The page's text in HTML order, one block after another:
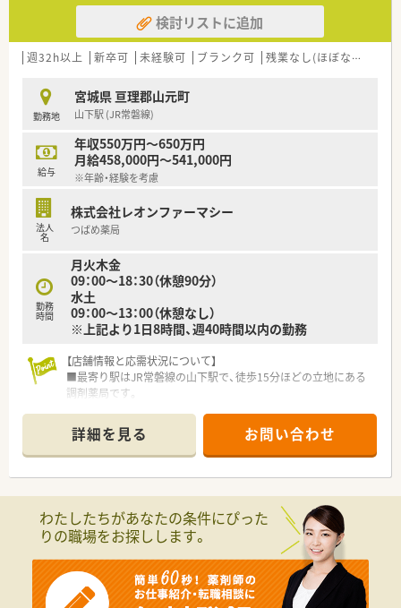
【法人特徴について】
■ 宮城県内に3店舗を展開している地元の調剤薬局で、今後も県
内での新店計画がある成長企業です。
きやすい職場環境の整備に努めています。
■ 女性社員が多く、子育て世代の勤務実績もあるため、お休みを
取りやすい環境が魅力でございます。
検討リストに追加
週32h以上 新卒可 未経験可 ブランク可 残業なし(ほぼなし含む)
勤務地
宮城県 亘理郡山元町
山下駅 (JR常磐線)
給与
年収550万円～650万円
月給458,000円～541,000円
※年齢・経験を考慮
法人
名
株式会社レオンファーマシー
つばめ薬局
勤務
時間
月火木金
09：00～18：30（休憩90分）
水土
09：00～13：00（休憩なし）
※上記より1日8時間、週40時間以内の勤務
【店舗情報と応需状況について】
■最寄り駅はJR常磐線の山下駅で、徒歩15分ほどの立地にある
調剤薬局です。
科など幅広く対応しています。
■処方箋枚数は1日平均80枚で、採用後は薬剤師2名体制と事務3
名で運営する予定です。
■宮城県内に3店舗の調剤薬局を展開し、仙台を中心に新規出店
も計画中の成長企業です。
■代表自身も薬剤師として現場に立ち、スタッフが働きやすい職
■女性社員や子育て世代のスタッフが多く在籍しており、お互い
に協力し合う風土が根付いています。
詳細を見る お問い合わせ
わたしたちがあなたの条件にぴった
りの職場をお探しします。